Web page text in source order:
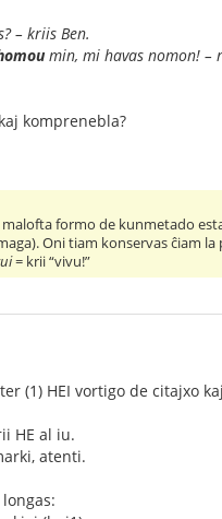
– kriis Ben.
min, mi havas nomon! –
komprenebla?
malofta formo de kunmetado
Oni tiam konservas ĉiam
= krii “vivu!”
(1) HEI vortigo de citajxo
HE al iu.
atenti.